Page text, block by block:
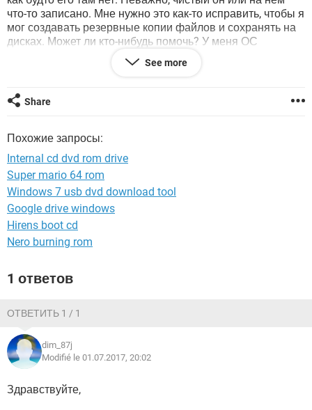
ВИДЕО GOOGLE
YANDEX
что-то записано. Мне нужно это как-то исправить, чтобы я
мог создавать резервные копии файлов и сохранять на
дисках. Может ли кто-нибудь помочь? У меня ОС
Microsoft Windows XP Home Edition
Version:5.1.2600 Service Pack: 2.0 И я не
See more
Share
Похожие запросы:
Internal cd dvd rom drive
Super mario 64 rom
Windows 7 usb dvd download tool
Google drive windows
Hirens boot cd
Nero burning rom
1 ответов
ОТВЕТИТЬ 1 / 1
dim_87j
Modifié le 01.07.2017, 20:02
Здравствуйте,